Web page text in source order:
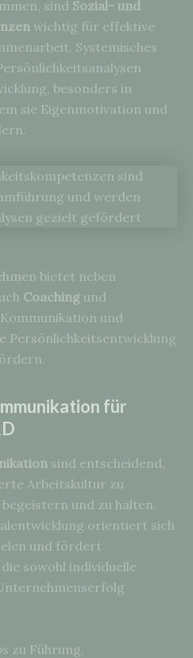
sind Sozial- und
wichtig für effektive
Systemisches
besonders in
sie Eigenmotivation und
bietet neben
Coaching und
und
Persönlichkeitsentwicklung
für
sind entscheidend,
Arbeitskultur zu
und zu halten.
orientiert sich
und fördert
sowohl individuelle
zu Führung,